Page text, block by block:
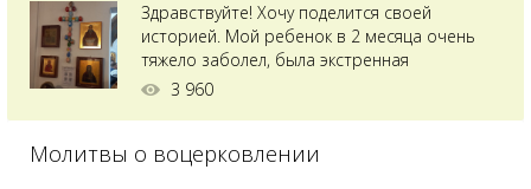
Здравствуйте! Хочу поделится своей
историей. Мой ребенок в 2 месяца очень
тяжело заболел, была экстренная
сложнейшая операция, состояние после
святого Владимира я увидела незнакомую
3 960
Молитвы о воцерковлении